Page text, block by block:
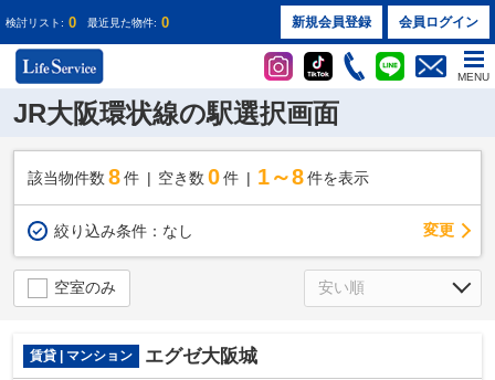
検討リスト: 0 最近見た物件: 0 新規会員登録 会員ログイン
MENU
JR大阪環状線の駅選択画面
該当物件数 8件 空き数 0 件 1～8 件を表示
絞り込み条件： なし 変更
空室のみ
賃貸 | マンション エグゼ大阪城